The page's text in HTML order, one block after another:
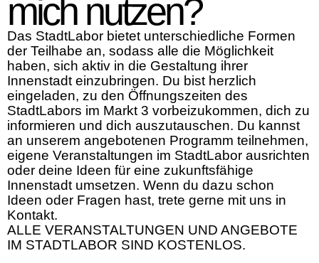
mich nutzen?
Das StadtLabor bietet unterschiedliche Formen
der Teilhabe an, sodass alle die Möglichkeit
haben, sich aktiv in die Gestaltung ihrer
Innenstadt einzubringen. Du bist herzlich
eingeladen, zu den Öffnungszeiten des
StadtLabors im Markt 3 vorbeizukommen, dich zu
informieren und dich auszutauschen. Du kannst
an unserem angebotenen Programm teilnehmen,
eigene Veranstaltungen im StadtLabor ausrichten
oder deine Ideen für eine zukunftsfähige
Innenstadt umsetzen. Wenn du dazu schon
Ideen oder Fragen hast, trete gerne mit uns in
Kontakt.
ALLE VERANSTALTUNGEN UND ANGEBOTE
IM STADTLABOR SIND KOSTENLOS.